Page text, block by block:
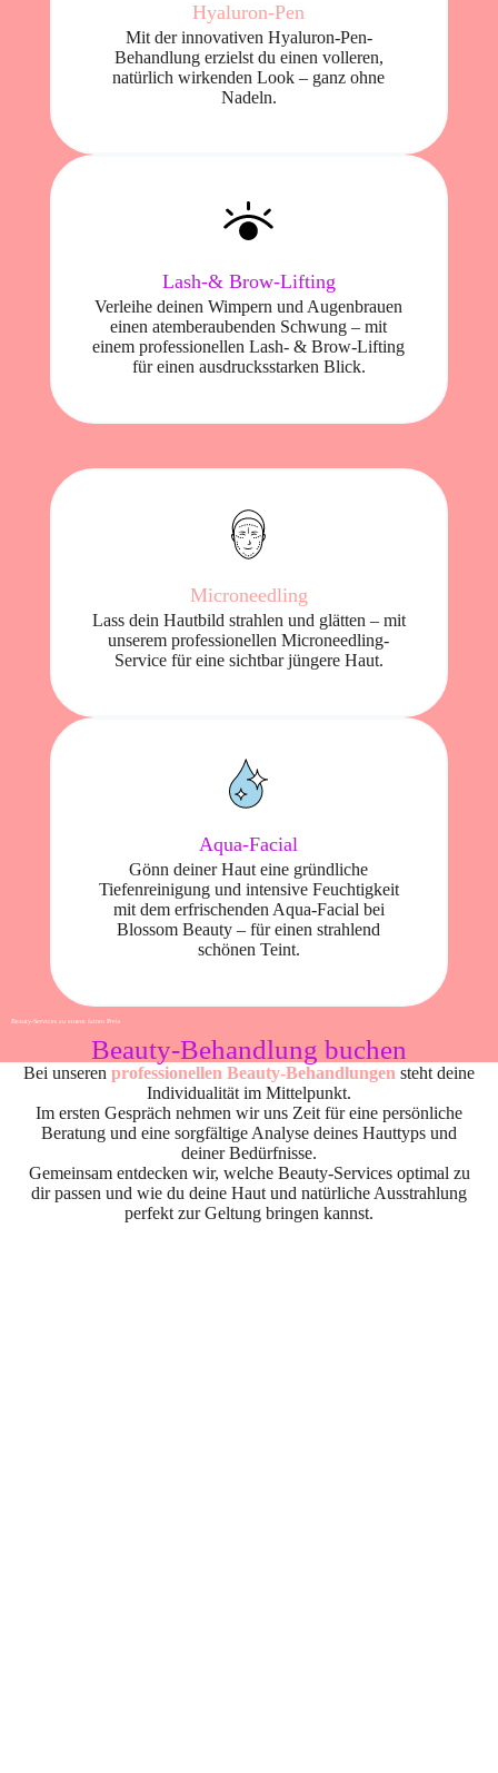
Hyaluron-Pen
Mit der innovativen Hyaluron-Pen-
Behandlung erzielst du einen volleren,
natürlich wirkenden Look – ganz ohne
Nadeln.
Lash-& Brow-Lifting
Verleihe deinen Wimpern und Augenbrauen
einen atemberaubenden Schwung – mit
einem professionellen Lash- & Brow-Lifting
für einen ausdrucksstarken Blick.
Microneedling
Lass dein Hautbild strahlen und glätten – mit
unserem professionellen Microneedling-
Service für eine sichtbar jüngere Haut.
Aqua-Facial
Gönn deiner Haut eine gründliche
Tiefenreinigung und intensive Feuchtigkeit
mit dem erfrischenden Aqua-Facial bei
Blossom Beauty – für einen strahlend
schönen Teint.
Beauty-Services zu einem fairen Preis
Beauty-Behandlung buchen
Bei unseren professionellen Beauty-Behandlungen steht deine
Individualität im Mittelpunkt.
Im ersten Gespräch nehmen wir uns Zeit für eine persönliche
Beratung und eine sorgfältige Analyse deines Hauttyps und
deiner Bedürfnisse.
Gemeinsam entdecken wir, welche Beauty-Services optimal zu
dir passen und wie du deine Haut und natürliche Ausstrahlung
perfekt zur Geltung bringen kannst.